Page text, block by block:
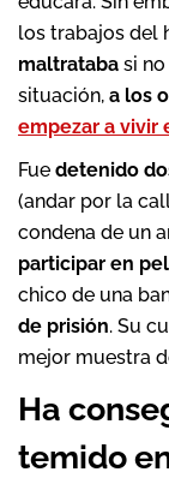
los trabajos del
maltrataba si
situación, a los
empezar a vivir
Fue detenido
(andar por la
condena de un
participar en
chico de una
de prisión. Su
mejor muestra
Ha
temido